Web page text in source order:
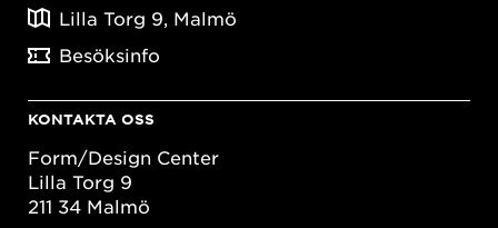
Lilla Torg 9, Malmö
Besöksinfo
KONTAKTA OSS
Form/Design Center
Lilla Torg 9
211 34 Malmö